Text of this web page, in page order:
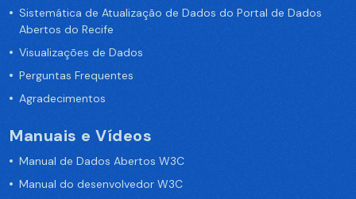
Sistemática de Atualização de Dados do Portal de Dados
Abertos do Recife
Visualizações de Dados
Perguntas Frequentes
Agradecimentos
Manuais e Vídeos
Manual de Dados Abertos W3C
Manual do desenvolvedor W3C